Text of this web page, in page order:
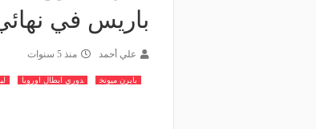
باريس في
علي أحمد منذ 5 سنوات
بايرن ميونخ دوري ابطال اوروبا